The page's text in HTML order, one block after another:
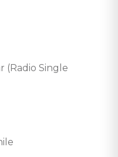
(Radio Single